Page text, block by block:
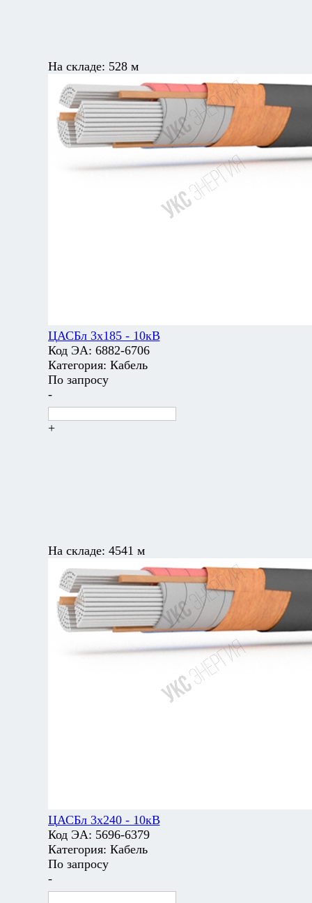
На складе: 528 м
ЦАСБл 3х185 - 10кВ
Код ЭА: 6882-6706
Категория: Кабель
По запросу
-
+
На складе: 4541 м
ЦАСБл 3х240 - 10кВ
Код ЭА: 5696-6379
Категория: Кабель
По запросу
-